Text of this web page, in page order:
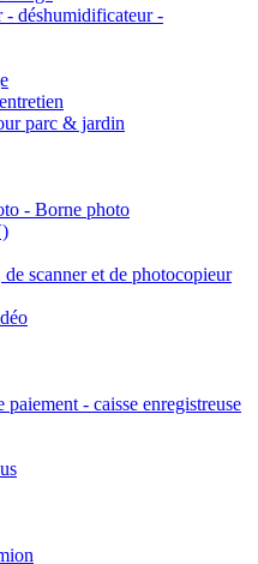
- déshumidificateur -
parc & jardin
- Borne photo
scanner et de photocopieur
- caisse enregistreuse